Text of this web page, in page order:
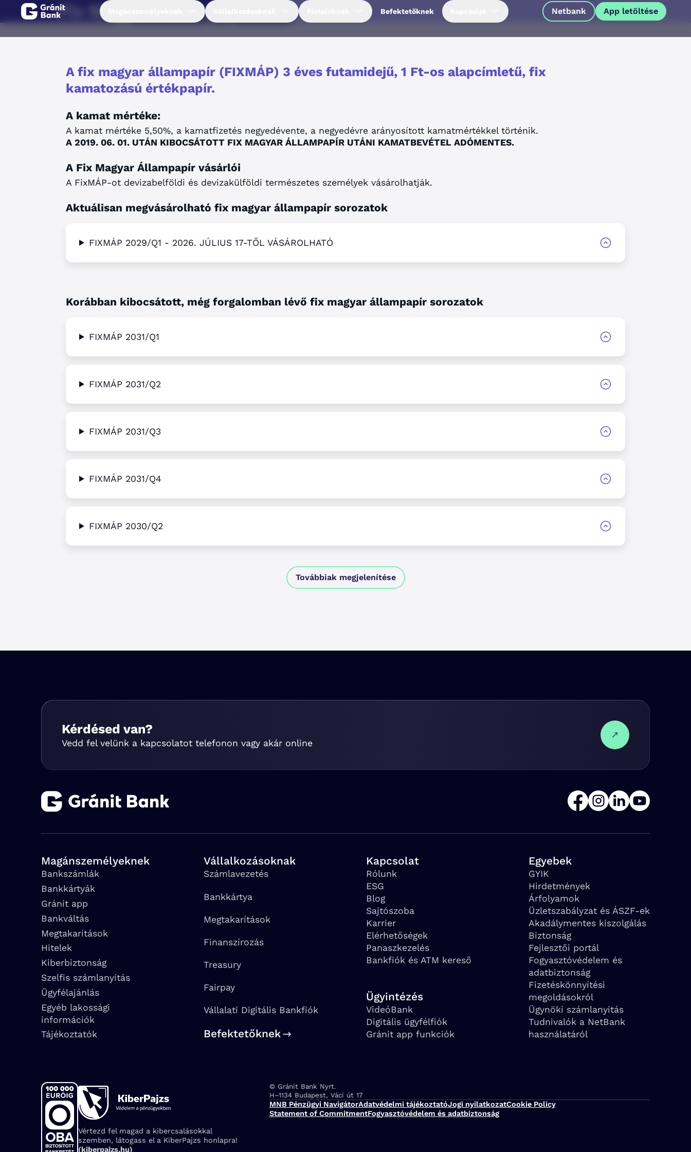
Befektetőknek Netbank App letöltése
Vállalkozásoknak
Befektetőknek
Netbank
Fix Magyar Állampapír
A fix magyar állampapír (FIXMÁP) 3 éves futamidejű, 1 Ft-os alapcímletű, fix
kamatozású értékpapír.
A kamat mértéke:
A kamat mértéke 5,50%, a kamatfizetés negyedévente, a negyedévre arányosított kamatmértékkel történik.
A 2019. 06. 01. UTÁN KIBOCSÁTOTT FIX MAGYAR ÁLLAMPAPÍR UTÁNI KAMATBEVÉTEL ADÓMENTES.
A Fix Magyar Állampapír vásárlói
A FixMÁP-ot devizabelföldi és devizakülföldi természetes személyek vásárolhatják.
Aktuálisan megvásárolható fix magyar állampapír sorozatok
FIXMÁP 2029/Q1 - 2026. JÚLIUS 17-TŐL VÁSÁROLHATÓ
Korábban kibocsátott, még forgalomban lévő fix magyar állampapír sorozatok
FIXMÁP 2031/Q1
FIXMÁP 2031/Q2
FIXMÁP 2031/Q3
FIXMÁP 2031/Q4
FIXMÁP 2030/Q2
Továbbiak megjelenítése
Kérdésed van?
Vedd fel velünk a kapcsolatot telefonon vagy akár online
Magánszemélyeknek
Bankszámlák
Bankkártyák
Gránit app
Bankváltás
Megtakarítások
Hitelek
Kiberbiztonság
Szelfis számlanyitás
Ügyfélajánlás
Egyéb lakossági
információk
Tájékoztatók
Vállalkozásoknak
Számlavezetés
Bankkártya
Megtakarítások
Finanszírozás
Treasury
Fairpay
Vállalati Digitális Bankfiók
Befektetőknek
Kapcsolat
Rólunk
ESG
Blog
Sajtószoba
Karrier
Elérhetőségek
Panaszkezelés
Bankfiók és ATM kereső
Ügyintézés
VideóBank
Digitális ügyfélfiók
Gránit app funkciók
Egyebek
GYIK
Hirdetmények
Árfolyamok
Üzletszabályzat és ÁSZF-ek
Akadálymentes kiszolgálás
Biztonság
Fejlesztői portál
Fogyasztóvédelem és
adatbiztonság
Fizetéskönnyítési
megoldásokról
Ügynöki számlanyitás
Tudnivalók a NetBank
használatáról
Vértezd fel magad a kibercsalásokkal
szemben, látogass el a KiberPajzs honlapra!
(kiberpajzs.hu)
© Gránit Bank Nyrt.
Cím:
H–1134 Budapest, Váci út 17
MNB Pénzügyi NavigátorAdatvédelmi tájékoztatóJogi nyilatkozatCookie Policy
Statement of CommitmentFogyasztóvédelem és adatbiztonság